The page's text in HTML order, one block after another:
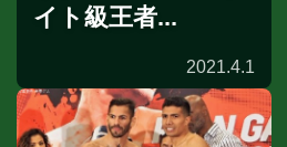
イト級王者...
2021.4.1